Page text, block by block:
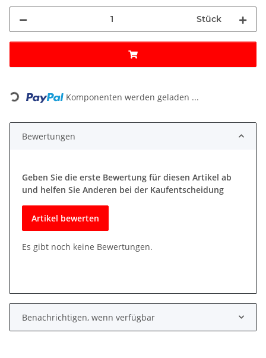
Stück
Loading... Komponenten werden geladen ...
Bewertungen
Geben Sie die erste Bewertung für diesen Artikel ab
und helfen Sie Anderen bei der Kaufentscheidung
Artikel bewerten
Es gibt noch keine Bewertungen.
Benachrichtigen, wenn verfügbar